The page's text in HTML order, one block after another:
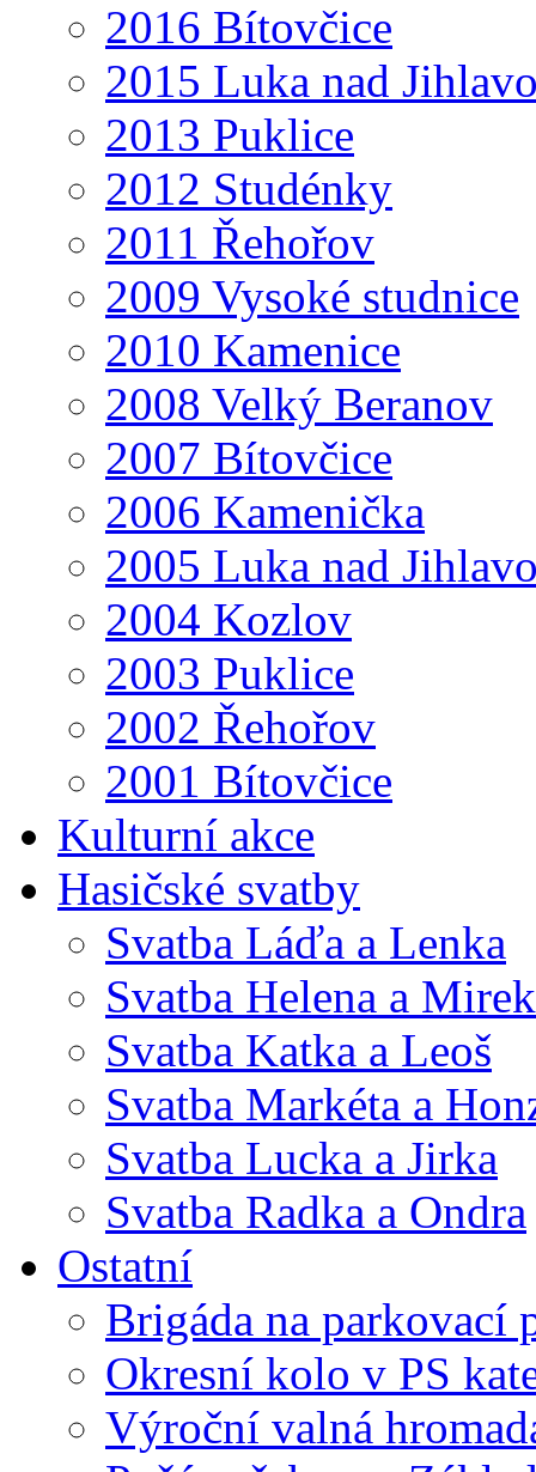
2016 Bítovčice
2015 Luka nad
2013 Puklice
2012 Studénky
2011 Řehořov
2009 Vysoké studnice
2010 Kamenice
2008 Velký Beranov
2007 Bítovčice
2006 Kamenička
2005 Luka nad
2004 Kozlov
2003 Puklice
2002 Řehořov
2001 Bítovčice
Kulturní akce
Hasičské svatby
Svatba Láďa a Lenka
Svatba Helena a Mirek
Svatba Katka a Leoš
Svatba Markéta a
Svatba Lucka a Jirka
Svatba Radka a Ondra
Ostatní
Brigáda na parkovací
Okresní kolo v PS
Výroční valná